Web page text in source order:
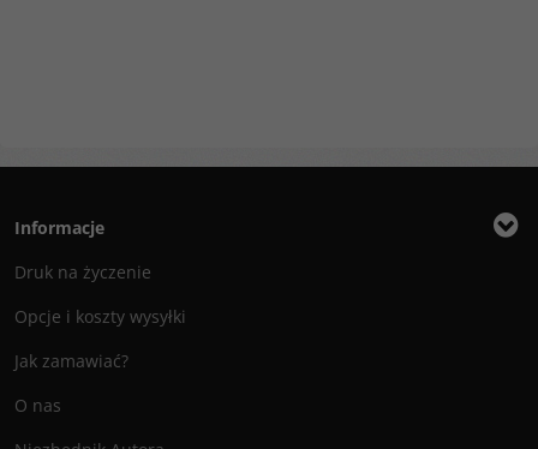
Informacje
Druk na życzenie
Opcje i koszty wysyłki
Jak zamawiać?
O nas